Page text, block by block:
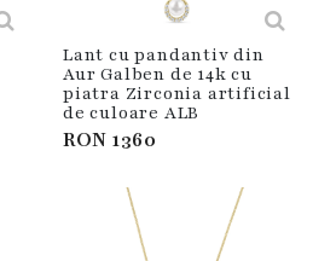
Lant cu pandantiv din
Aur Galben de 14k cu
piatra Zirconia artificial
de culoare ALB
RON1360